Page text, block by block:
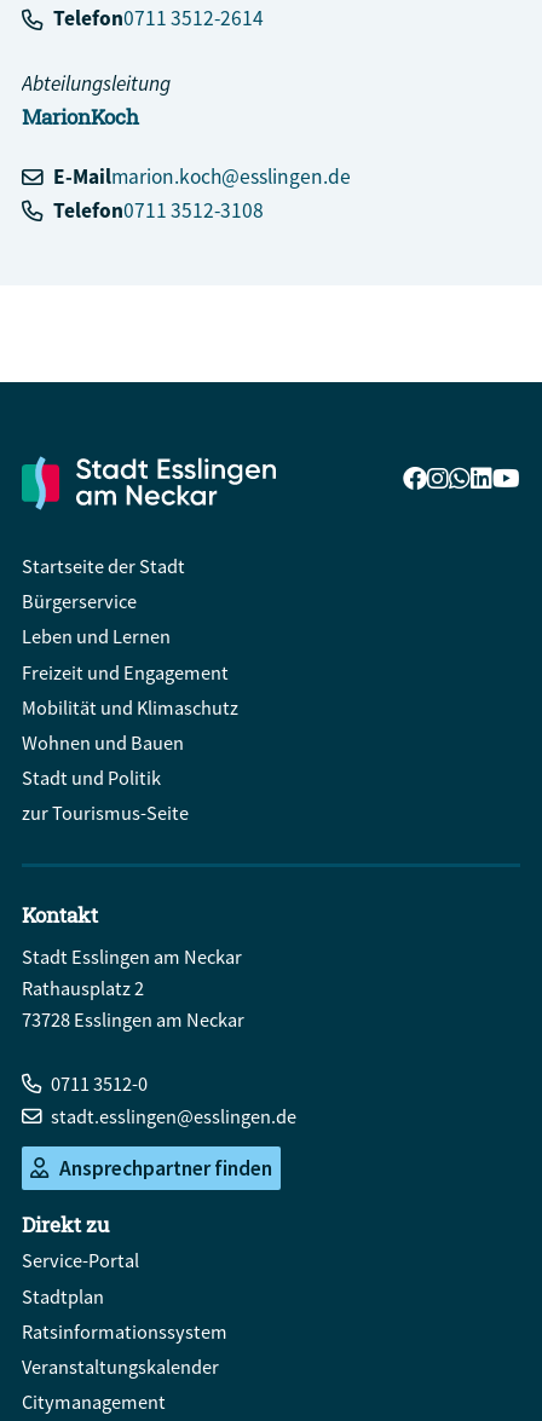
Telefon0711 3512-2614
MarionKoch
Abteilungsleitung
E-Mailmarion.koch@esslingen.de
Telefon0711 3512-3108
Startseite der Stadt
Bürgerservice
Leben und Lernen
Freizeit und Engagement
Mobilität und Klimaschutz
Wohnen und Bauen
Stadt und Politik
zur Tourismus-Seite
Kontakt
Stadt Esslingen am Neckar
Rathausplatz 2
73728 Esslingen am Neckar
0711 3512-0
stadt.esslingen@esslingen.de
Ansprechpartner finden
Direkt zu
Service-Portal
Stadtplan
Ratsinformationssystem
Veranstaltungskalender
Citymanagement